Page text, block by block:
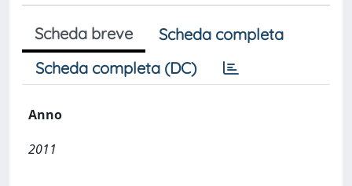
Scheda breve
Scheda completa
Scheda completa (DC)
Anno
2011